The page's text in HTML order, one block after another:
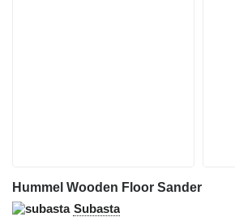
Hummel Wooden Floor Sander
Subasta